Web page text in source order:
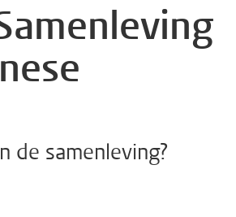
de samenleving?